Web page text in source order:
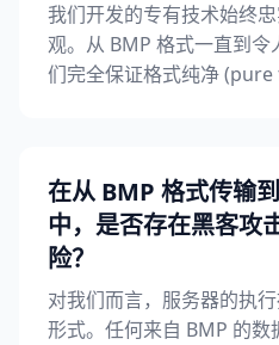
我们开发的专有技术始终
观。从 BMP 格式一直到
们完全保证格式纯净 (pure
在从 BMP 格式传输
中，是否存在黑客
险？
对我们而言，服务器的执
形式。任何来自 BMP 的